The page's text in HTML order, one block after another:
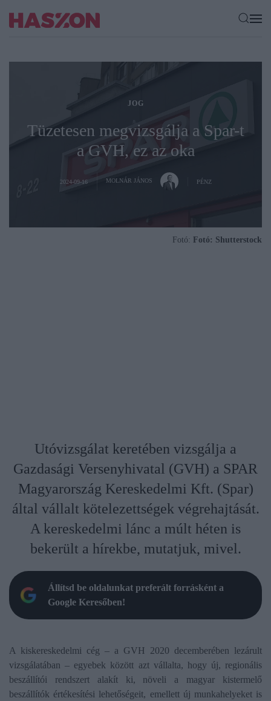
JOG
Tüzetesen megvizsgálja a Spar-t
a GVH, ez az oka
2024-09-16 MOLNÁR JÁNOS PÉNZ
Fotó: Fotó: Shutterstock
Utóvizsgálat keretében vizsgálja a
Gazdasági Versenyhivatal (GVH) a SPAR
Magyarország Kereskedelmi Kft. (Spar)
által vállalt kötelezettségek végrehajtását.
A kereskedelmi lánc a múlt héten is
bekerült a hírekbe, mutatjuk, mivel.
Állítsd be oldalunkat preferált forrásként a
Google Keresőben!
A kiskereskedelmi cég – a GVH 2020 decemberében lezárult
vizsgálatában – egyebek között azt vállalta, hogy új, regionális
beszállítói rendszert alakít ki, növeli a magyar kistermelő
beszállítók értékesítési lehetőségeit, emellett új munkahelyeket is